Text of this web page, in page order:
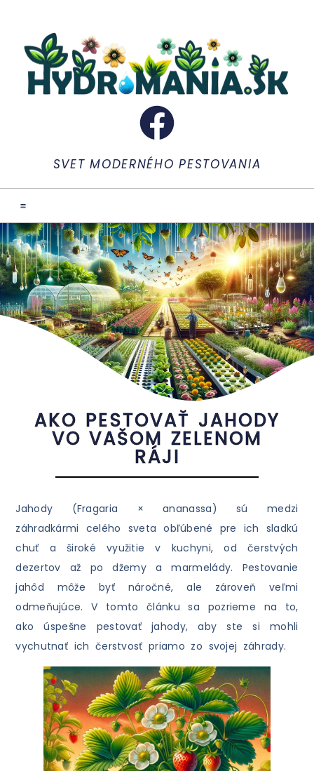
SVET MODERNÉHO PESTOVANIA
AKO PESTOVAŤ JAHODY
VO VAŠOM ZELENOM
RÁJI
Jahody (Fragaria × ananassa) sú medzi
záhradkármi celého sveta obľúbené pre ich sladkú
chuť a široké využitie v kuchyni, od čerstvých
dezertov až po džemy a marmelády. Pestovanie
jahôd môže byť náročné, ale zároveň veľmi
odmeňujúce. V tomto článku sa pozrieme na to,
ako úspešne pestovať jahody, aby ste si mohli
vychutnať ich čerstvosť priamo zo svojej záhrady.